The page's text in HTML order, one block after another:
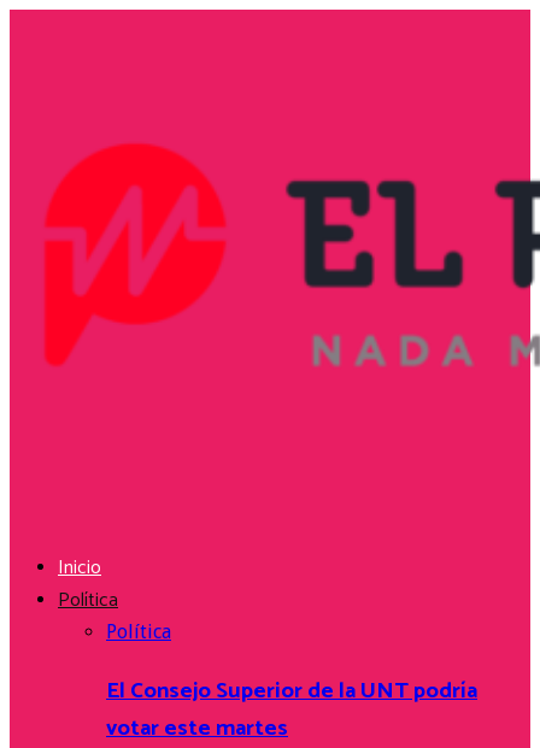
Inicio
Política
Política
El Consejo Superior de la UNT podría
votar este martes